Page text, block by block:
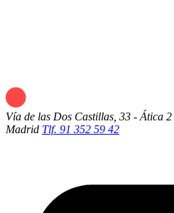
Vía de las Dos Castillas, 33 - Ática 2
Madrid Tlf. 91 352 59 42